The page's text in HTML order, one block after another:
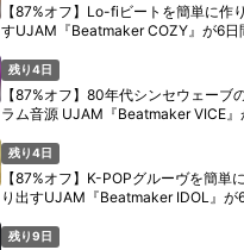
【87%オフ】Lo-fiビートを簡単に作
すUJAM『Beatmaker COZY』が6日
残り4日
【87%オフ】80年代シンセウェーブ
ラム音源 UJAM『Beatmaker VICE』
残り4日
【87%オフ】K-POPグルーヴを簡単
り出すUJAM『Beatmaker IDOL』が
残り9日